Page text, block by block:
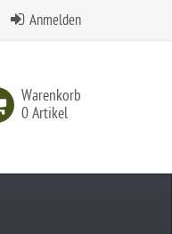
Anmelden
Warenkorb
0 Artikel